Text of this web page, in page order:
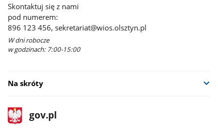
Skontaktuj się z nami
pod numerem:
896 123 456, sekretariat@wios.olsztyn.pl
W dni robocze
w godzinach: 7:00-15:00
Na skróty
stopka
gov.pl
Strona
gov.pl